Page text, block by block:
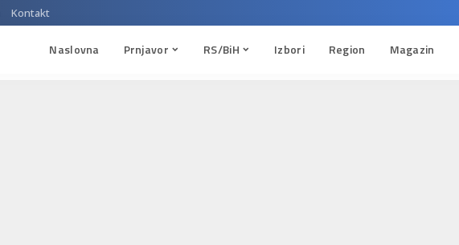
Kontakt
Naslovna Prnjavor RS/BiH Izbori Region Magazin